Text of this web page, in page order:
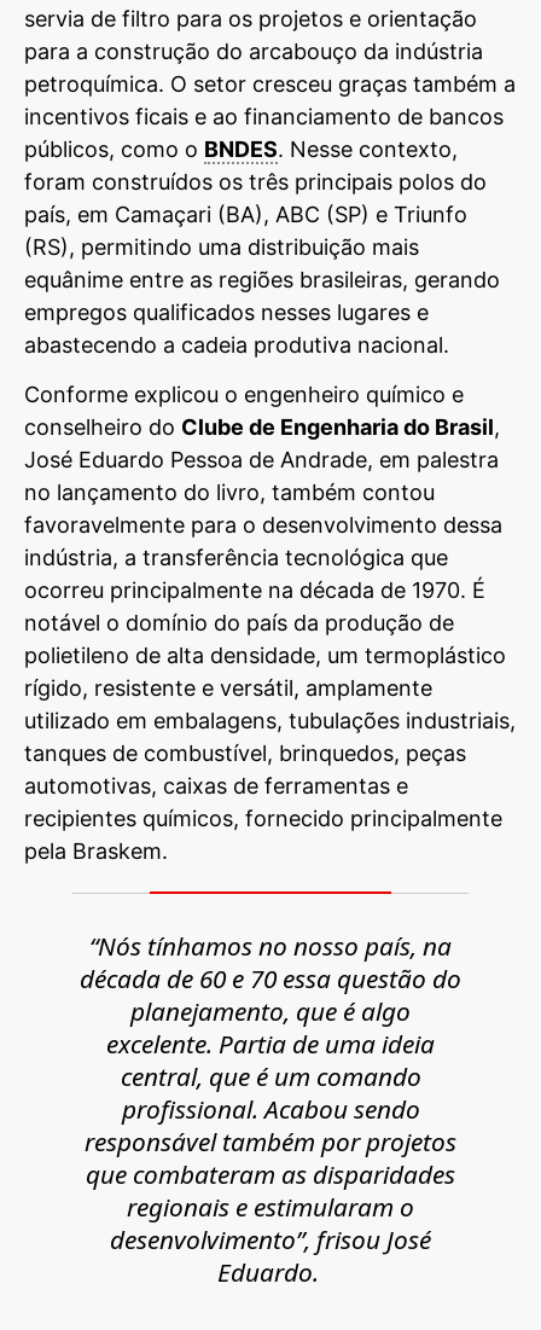
servia de filtro para os projetos e orientação
para a construção do arcabouço da indústria
petroquímica. O setor cresceu graças também a
incentivos ficais e ao financiamento de bancos
públicos, como o BNDES. Nesse contexto,
foram construídos os três principais polos do
país, em Camaçari (BA), ABC (SP) e Triunfo
(RS), permitindo uma distribuição mais
equânime entre as regiões brasileiras, gerando
empregos qualificados nesses lugares e
abastecendo a cadeia produtiva nacional.
Conforme explicou o engenheiro químico e
conselheiro do Clube de Engenharia do Brasil,
José Eduardo Pessoa de Andrade, em palestra
no lançamento do livro, também contou
favoravelmente para o desenvolvimento dessa
indústria, a transferência tecnológica que
ocorreu principalmente na década de 1970. É
notável o domínio do país da produção de
polietileno de alta densidade, um termoplástico
rígido, resistente e versátil, amplamente
utilizado em embalagens, tubulações industriais,
tanques de combustível, brinquedos, peças
automotivas, caixas de ferramentas e
recipientes químicos, fornecido principalmente
pela Braskem.
“Nós tínhamos no nosso país, na
década de 60 e 70 essa questão do
planejamento, que é algo
excelente. Partia de uma ideia
central, que é um comando
profissional. Acabou sendo
responsável também por projetos
que combateram as disparidades
regionais e estimularam o
desenvolvimento”, frisou José
Eduardo.